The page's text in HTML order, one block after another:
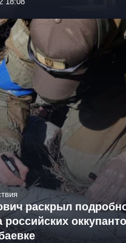
раскрыл
российских